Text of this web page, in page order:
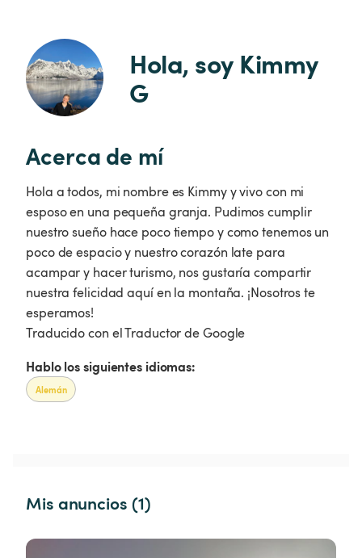
Hola, soy Kimmy
G
Acerca de mí
Hola a todos, mi nombre es Kimmy y vivo con mi
esposo en una pequeña granja. Pudimos cumplir
nuestro sueño hace poco tiempo y como tenemos un
poco de espacio y nuestro corazón late para
acampar y hacer turismo, nos gustaría compartir
nuestra felicidad aquí en la montaña. ¡Nosotros te
esperamos!
Traducido con el Traductor de Google
Hablo los siguientes idiomas:
Alemán
Mis anuncios (1)